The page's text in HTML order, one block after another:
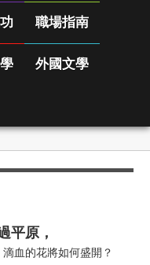
職場指南
外國文學
平原，
血的花將如何盛開？